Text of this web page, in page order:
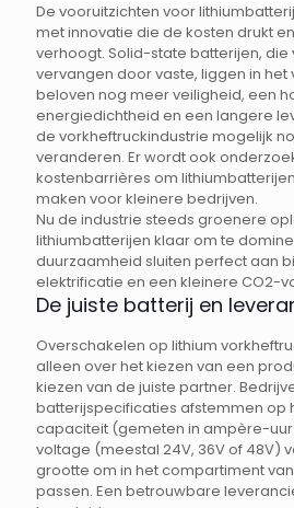
De vooruitzichten voor
met innovatie die de kosten drukt
verhoogt. Solid-state batterijen,
vervangen door vaste, liggen in het
beloven nog meer veiligheid, een
energiedichtheid en een langere
de vorkheftruckindustrie mogelijk
veranderen. Er wordt ook
kostenbarrières om
maken voor kleinere bedrijven.
Nu de industrie steeds groenere
lithiumbatterijen klaar om te
duurzaamheid sluiten perfect aan
elektrificatie en een kleinere CO2-
De juiste batterij en
Overschakelen op lithium
alleen over het kiezen van een
kiezen van de juiste partner.
batterijspecificaties afstemmen op
capaciteit (gemeten in ampère-
voltage (meestal 24V, 36V of 48V)
grootte om in het compartiment
passen. Een betrouwbare